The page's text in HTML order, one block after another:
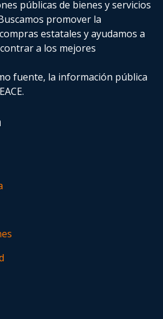
públicas de bienes y servicios
promover la
estatalesy ayudamos a
a los mejores
fuente, la información pública